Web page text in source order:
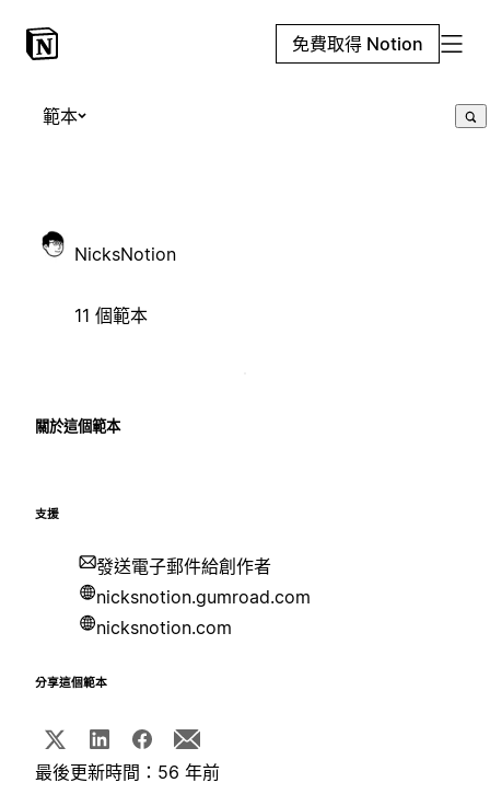
免費取得 Notion
範本
NicksNotion
11 個範本
關於這個範本
支援
發送電子郵件給創作者
nicksnotion.gumroad.com
nicksnotion.com
分享這個範本
最後更新時間：56 年前